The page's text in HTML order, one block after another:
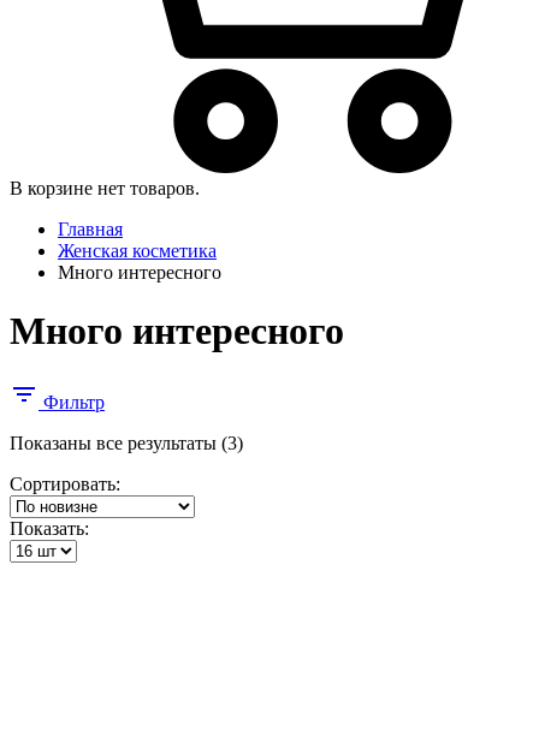
В корзине нет товаров.
Главная
Женская косметика
Много интересного
Много интересного
Фильтр
Показаны все результаты (3)Сортировка:
Сортировать:
Показать: